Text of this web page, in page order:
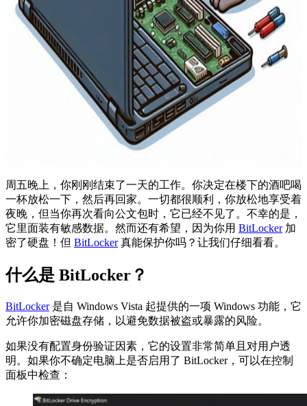
周五晚上，你刚刚结束了一天的工作。你决定在楼下的酒吧喝
一杯放松一下，然后再回家。一切都很顺利，你放松地享受着
夜晚，但当你再次看向公文包时，它已经不见了。不幸的是，
它里面装有敏感数据。然而还有希望，因为你用 BitLocker加
密了硬盘！但 BitLocker真能保护你吗？让我们仔细看看。
什么是 BitLocker？
BitLocker是自 Windows Vista 起提供的一项 Windows 功能，它
允许你加密磁盘存储，以避免数据被盗或暴露的风险。
如果没有配置身份验证因素，它的设置非常简单且对用户透
明。如果你不确定电脑上是否启用了 BitLocker，可以在控制
面板中检查：